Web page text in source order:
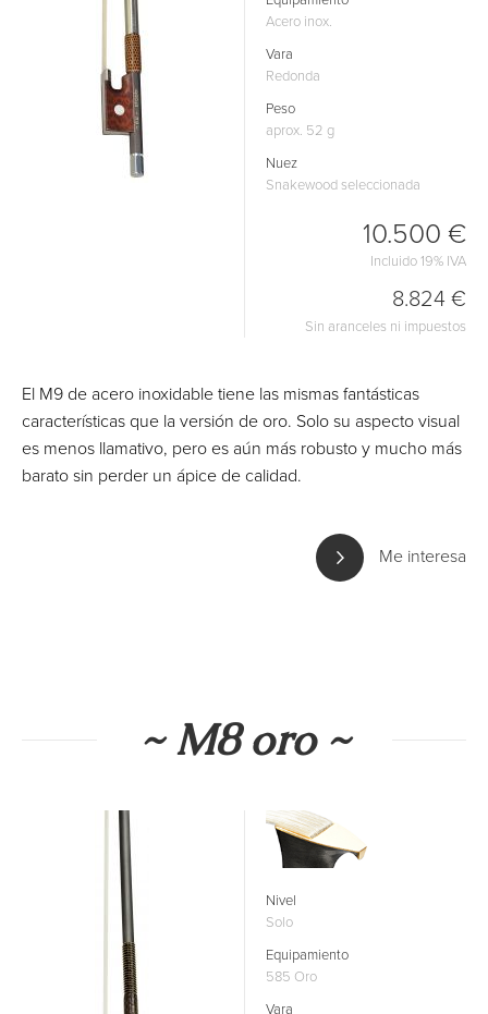
Acero inox.
Vara
Redonda
Peso
aprox. 52 g
Nuez
Snakewood seleccionada
10.500 €
Incluido 19% IVA
8.824 €
Sin aranceles ni impuestos
El M9 de acero inoxidable tiene las mismas fantásticas
características que la versión de oro. Solo su aspecto visual
es menos llamativo, pero es aún más robusto y mucho más
barato sin perder un ápice de calidad.
Me interesa
~ M8 oro ~
Nivel
Solo
Equipamiento
585 Oro
Vara